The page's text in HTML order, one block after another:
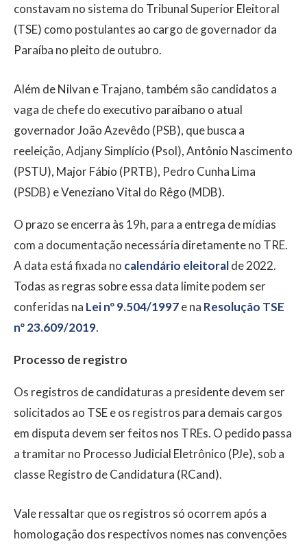
constavam no sistema do Tribunal Superior Eleitoral
(TSE) como postulantes ao cargo de governador da
Paraíba no pleito de outubro.
Além de Nilvan e Trajano, também são candidatos a
vaga de chefe do executivo paraibano o atual
governador João Azevêdo (PSB), que busca a
reeleição, Adjany Simplício (Psol), Antônio Nascimento
(PSTU), Major Fábio (PRTB), Pedro Cunha Lima
(PSDB) e Veneziano Vital do Rêgo (MDB).
O prazo se encerra às 19h, para a entrega de mídias
com a documentação necessária diretamente no TRE.
A data está fixada no calendário eleitoralde 2022.
Todas as regras sobre essa data limite podem ser
conferidas na Lei nº 9.504/1997e na Resolução TSE
nº 23.609/2019.
Processo de registro
Os registros de candidaturas a presidente devem ser
solicitados ao TSE e os registros para demais cargos
em disputa devem ser feitos nos TREs. O pedido passa
a tramitar no Processo Judicial Eletrônico (PJe), sob a
classe Registro de Candidatura (RCand).
Vale ressaltar que os registros só ocorrem após a
homologação dos respectivos nomes nas convenções